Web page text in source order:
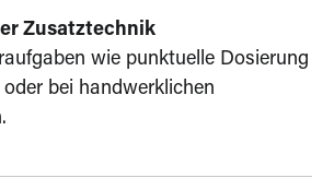
Zusatztechnik
wie punktuelle Dosierung
oder bei handwerklichen